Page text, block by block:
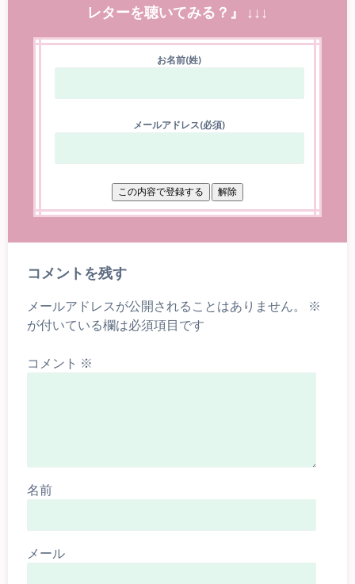
レターを聴いてみる？』 ↓↓↓
お名前(姓)
メールアドレス(必須)
コメントを残す
メールアドレスが公開されることはありません。
※
が付いている欄は必須項目です
コメント ※
名前
メール